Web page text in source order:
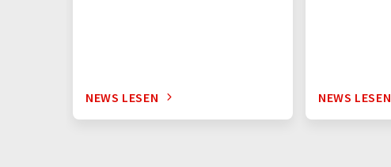
NEWS LESEN NEWS LESEN